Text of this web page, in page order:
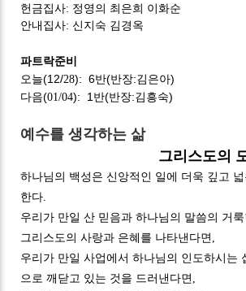
헌금집사: 정영의 최은희 이화순
안내집사: 신 지숙 김경옥
파트락준비
오늘(1 2/28): 6반(반장:김은아)
다음(01/04): 1반(반장:김흥숙)
예수를 생각하는 삶
그리스도의
하나님의 백성은 신앙적인 일에 더욱 깊고
한다
우리가 만일 산 믿음과 하나님 의 말씀의 거
그리스도의 사랑과 은혜를 나타낸다면
우리가 만일 사업에서 하나님의 인도하시는
으로 깨닫고 있는 것을 드러낸다면